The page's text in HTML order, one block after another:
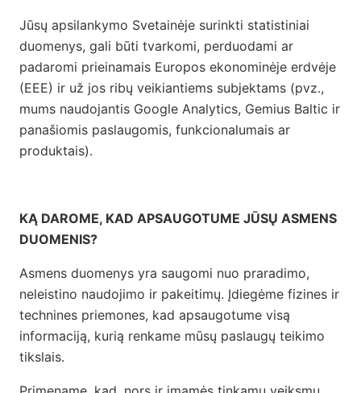
Jūsų apsilankymo Svetainėje surinkti statistiniai
duomenys, gali būti tvarkomi, perduodami ar
padaromi prieinamais Europos ekonominėje erdvėje
(EEE) ir už jos ribų veikiantiems subjektams (pvz.,
mums naudojantis Google Analytics, Gemius Baltic ir
panašiomis paslaugomis, funkcionalumais ar
produktais).
KĄ DAROME, KAD APSAUGOTUME JŪSŲ ASMENS
DUOMENIS?
Asmens duomenys yra saugomi nuo praradimo,
neleistino naudojimo ir pakeitimų. Įdiegėme fizines ir
technines priemones, kad apsaugotume visą
informaciją, kurią renkame mūsų paslaugų teikimo
tikslais.